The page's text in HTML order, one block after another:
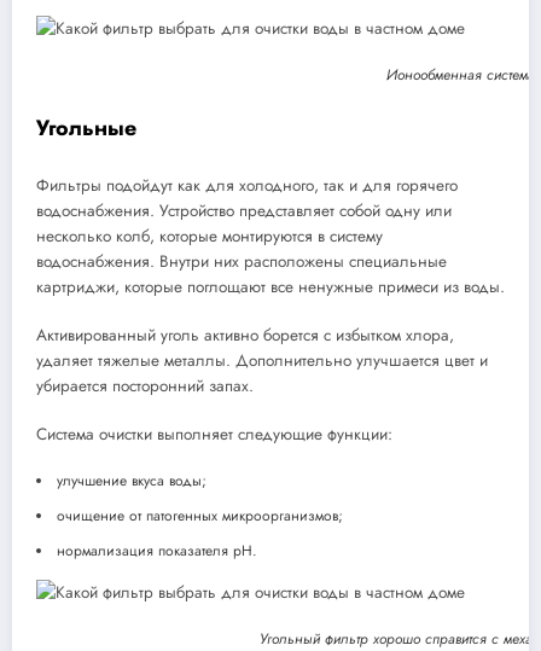
Ионообменная система
Угольные
Фильтры подойдут как для холодного, так и для горячего
водоснабжения. Устройство представляет собой одну или
несколько колб, которые монтируются в систему
водоснабжения. Внутри них расположены специальные
картриджи, которые поглощают все ненужные примеси из воды.
Активированный уголь активно борется с избытком хлора,
удаляет тяжелые металлы. Дополнительно улучшается цвет и
убирается посторонний запах.
Система очистки выполняет следующие функции:
улучшение вкуса воды;
очищение от патогенных микроорганизмов;
нормализация показателя pH.
Угольный фильтр хорошо справится с